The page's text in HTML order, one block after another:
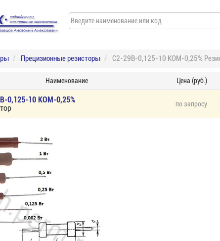
Прецизионные резисторы С2-29В-0,125-10 КОМ-0,25%
Наименование Цена (руб.)
0,125-10 КОМ-0,25%
по запросу